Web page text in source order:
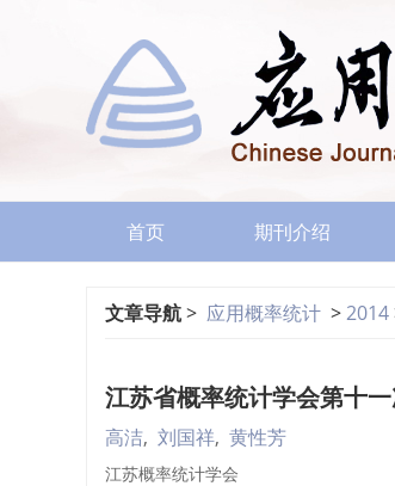
首页 期刊介绍
文章导航> 应用概率统计 >2014
江苏省概率统计学会第十
高洁, 刘国祥, 黄性芳
江苏概率统计学会